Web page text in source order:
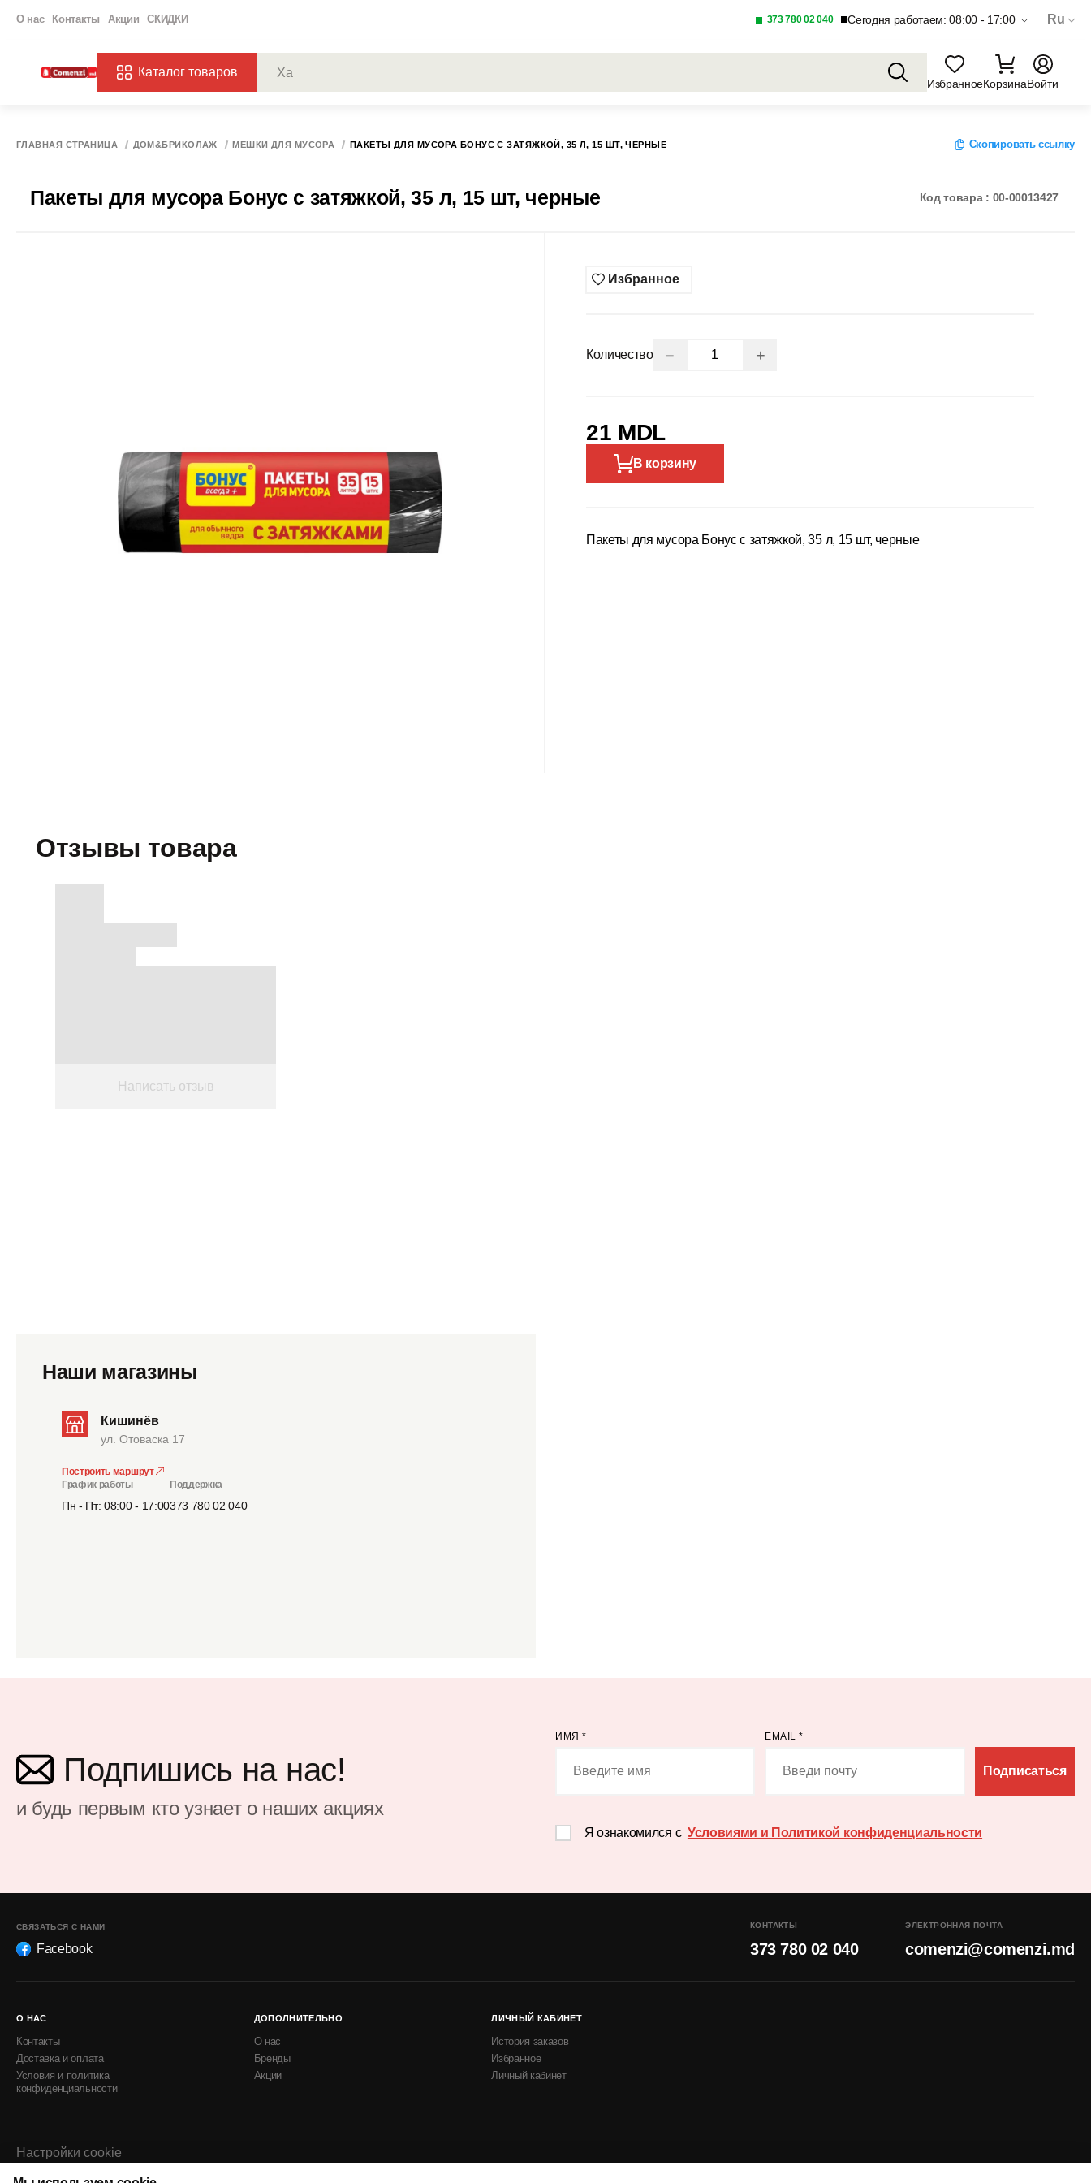
О нас Контакты Акции СКИДКИ 373 780 02 040 Сегодня работаем: 08:00 - 17:00 Ru
Каталог товаров
ИзбранноеКорзинаВойти
ГЛАВНАЯ СТРАНИЦА ДОМ&БРИКОЛАЖ МЕШКИ ДЛЯ МУСОРА ПАКЕТЫ ДЛЯ МУСОРА БОНУС С ЗАТЯЖКОЙ, 35 Л, 15 ШТ, ЧЕРНЫЕ Скопировать ссылку
Пакеты для мусора Бонус с затяжкой, 35 л, 15 шт, черные Код товара : 00-00013427
Избранное
Количество − +
21 MDL
В корзину
Пакеты для мусора Бонус с затяжкой, 35 л, 15 шт, черные
Отзывы товара
Написать отзыв
Наши магазины
Кишинёв
ул. Отоваска 17
Построить маршрут
График работы
Пн - Пт: 08:00 - 17:00
Поддержка
373 780 02 040
Подпишись на нас!
и будь первым кто узнает о наших акциях
ИМЯ * EMAIL*
Подписаться
Я ознакомился с Условиями и Политикой конфиденциальности
СВЯЗАТЬСЯ С НАМИ
Facebook
КОНТАКТЫ
373 780 02 040
ЭЛЕКТРОННАЯ ПОЧТА
comenzi@comenzi.md
О НАС
Контакты
Доставка и оплата
Условия и политика
конфиденциальности
ДОПОЛНИТЕЛЬНО
О нас
Бренды
Акции
ЛИЧНЫЙ КАБИНЕТ
История заказов
Избранное
Личный кабинет
Настройки cookie